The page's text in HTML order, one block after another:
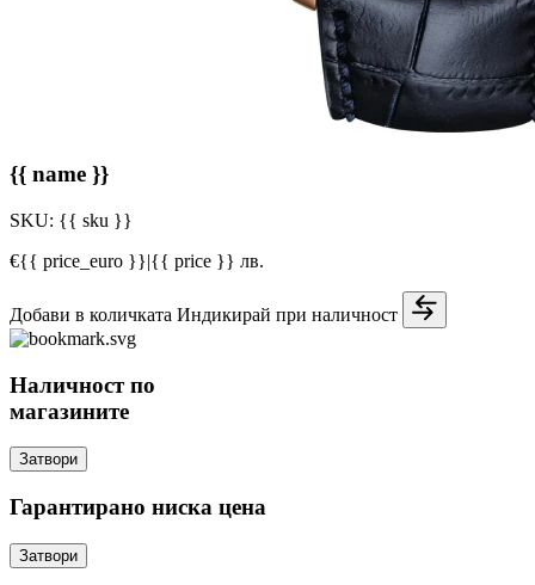
{{ name }}
SKU: {{ sku }}
€{{ price_euro }}|{{ price }} лв.
Добави в количката Индикирай при наличност
Наличност по
магазините
Затвори
Гарантирано ниска цена
Затвори